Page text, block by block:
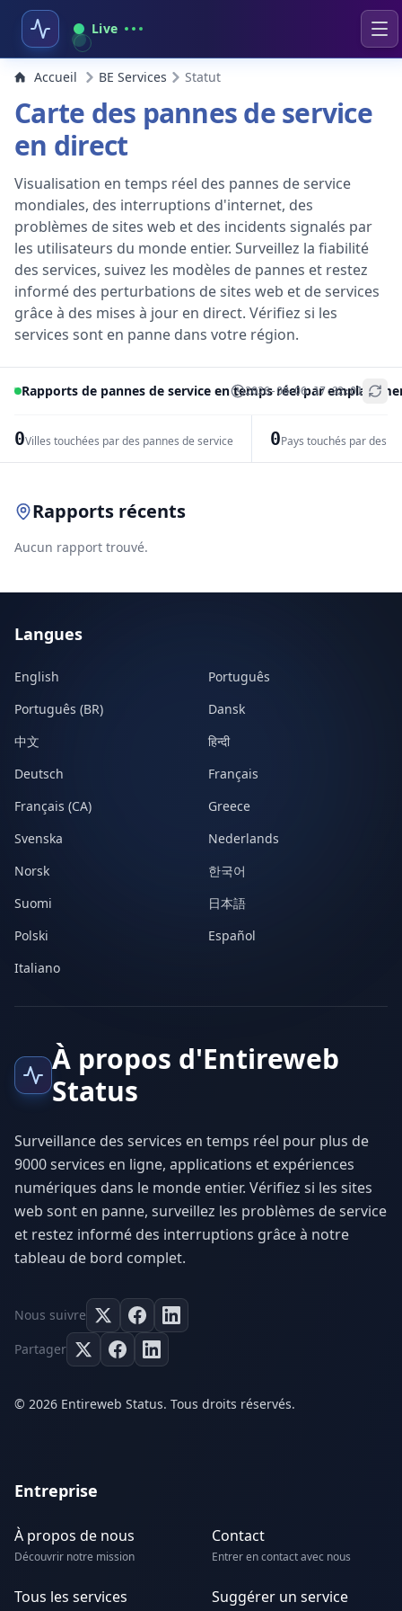
Live
Accueil BE Services Statut
Carte des pannes de service
en direct
Visualisation en temps réel des pannes de service
mondiales, des interruptions d'internet, des
problèmes de sites web et des incidents signalés par
les utilisateurs du monde entier. Surveillez la fiabilité
des services, suivez les modèles de pannes et restez
informé des perturbations de sites web et de services
grâce à des mises à jour en direct. Vérifiez si les
services sont en panne dans votre région.
Rapports de pannes de service en temps réel par
2026-08-06 17:32:01
0Villes touchées par des pannes de service 0Pays touchés par des
+
Rapports récents
Aucun rapport trouvé.
Langues
English
Português
Português (BR)
Dansk
中文
हिन्दी
Deutsch
Français
Français (CA)
Greece
Svenska
Nederlands
Norsk
한국어
Suomi
日本語
Polski
Español
Italiano
À propos d'Entireweb
Status
Surveillance des services en temps réel pour plus de
9000 services en ligne, applications et expériences
numériques dans le monde entier. Vérifiez si les sites
web sont en panne, surveillez les problèmes de service
et restez informé des interruptions grâce à notre
tableau de bord complet.
Nous suivre
Partager
© 2026 Entireweb Status. Tous droits réservés.
Entreprise
À propos de nous
Découvrir notre mission
Contact
Entrer en contact avec nous
Tous les services Suggérer un service